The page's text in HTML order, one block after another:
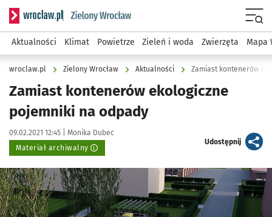
Serwis informacyjny wroclaw.pl podserwis: Środowisko we
Aktualności Klimat Powietrze Zieleń i woda Zwierzęta Mapa
wroclaw.pl Zielony Wrocław Aktualności Zamiast kontenerów
Zamiast kontenerów ekologiczne
pojemniki na odpady
Data publikacji:
09.02.2021 12:45 | Autor:
Monika Dubec
Materiał archiwalny
Udostępnijartykuł
Kliknij, aby powiększyć